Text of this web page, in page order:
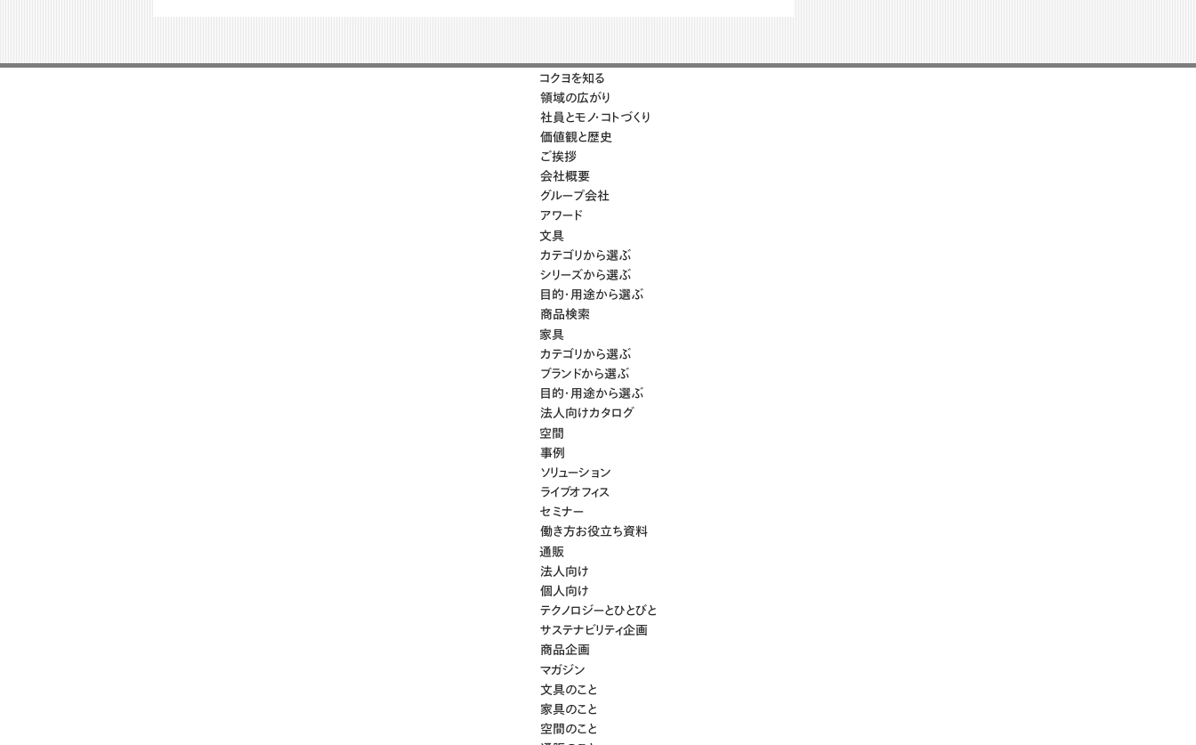
コクヨを知る
領域の広がり
社員とモノ・コトづくり
価値観と歴史
ご挨拶
会社概要
グループ会社
アワード
文具
カテゴリから選ぶ
シリーズから選ぶ
目的・用途から選ぶ
商品検索
家具
カテゴリから選ぶ
ブランドから選ぶ
目的・用途から選ぶ
法人向けカタログ
空間
事例
ソリューション
ライブオフィス
セミナー
働き方お役立ち資料
通販
法人向け
個人向け
テクノロジーとひとびと
サステナビリティ企画
商品企画
マガジン
文具のこと
家具のこと
空間のこと